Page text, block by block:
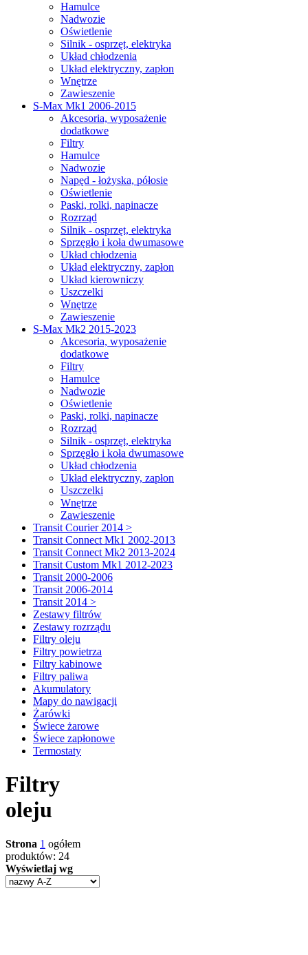
Hamulce
Nadwozie
Oświetlenie
Silnik - osprzęt, elektryka
Układ chłodzenia
Układ elektryczny, zapłon
Wnętrze
Zawieszenie
S-Max Mk1 2006-2015
Akcesoria, wyposażenie
dodatkowe
Filtry
Hamulce
Nadwozie
Napęd - łożyska, półosie
Oświetlenie
Paski, rolki, napinacze
Rozrząd
Silnik - osprzęt, elektryka
Sprzęgło i koła dwumasowe
Układ chłodzenia
Układ elektryczny, zapłon
Układ kierowniczy
Uszczelki
Wnętrze
Zawieszenie
S-Max Mk2 2015-2023
Akcesoria, wyposażenie
dodatkowe
Filtry
Hamulce
Nadwozie
Oświetlenie
Paski, rolki, napinacze
Rozrząd
Silnik - osprzęt, elektryka
Sprzęgło i koła dwumasowe
Układ chłodzenia
Układ elektryczny, zapłon
Uszczelki
Wnętrze
Zawieszenie
Transit Courier 2014 >
Transit Connect Mk1 2002-2013
Transit Connect Mk2 2013-2024
Transit Custom Mk1 2012-2023
Transit 2000-2006
Transit 2006-2014
Transit 2014 >
Zestawy filtrów
Zestawy rozrządu
Filtry oleju
Filtry powietrza
Filtry kabinowe
Filtry paliwa
Akumulatory
Mapy do nawigacji
Żarówki
Świece żarowe
Świece zapłonowe
Termostaty
Filtry
oleju
Strona 1 ogółem
produktów: 24
Wyświetlaj wg